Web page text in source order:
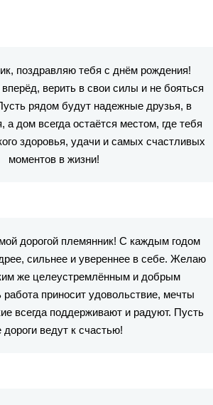
поздравляю тебя с днём рождения!
верить в свои силы и не бояться
рядом будут надежные друзья, в
дом всегда остаётся местом, где тебя
здоровья, удачи и самых счастливых
моментов в жизни!
дорогой племянник! С каждым годом
сильнее и увереннее в себе. Желаю
же целеустремлённым и добрым
приносит удовольствие, мечты
всегда поддерживают и радуют. Пусть
дороги ведут к счастью!